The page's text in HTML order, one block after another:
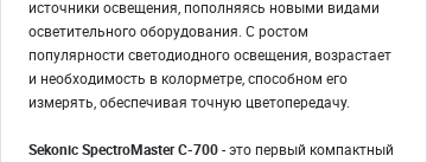
источники освещения, пополняясь новыми видами
осветительного оборудования. С ростом
популярности светодиодного освещения, возрастает
и необходимость в колорметре, способном его
измерять, обеспечивая точную цветопередачу.
Sekonic SpectroMaster C-700- это первый компактный